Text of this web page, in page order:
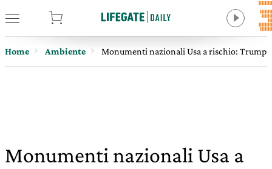
Home Ambiente Monumenti nazionali Usa a rischio: Trump
Monumenti nazionali Usa a